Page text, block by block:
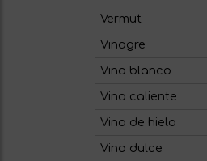
Vermut
Vinagre
Vino blanco
Vino caliente
Vino de hielo
Vino dulce